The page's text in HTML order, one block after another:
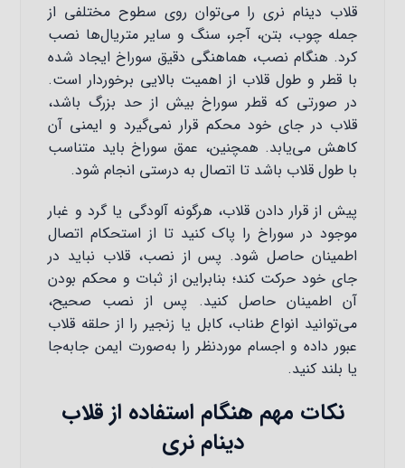
قلاب دینام نری را می‌توان روی سطوح مختلفی از
جمله چوب، بتن، آجر، سنگ و سایر متریال‌ها نصب
کرد. هنگام نصب، هماهنگی دقیق سوراخ ایجاد شده
با قطر و طول قلاب از اهمیت بالایی برخوردار است.
در صورتی که قطر سوراخ بیش از حد بزرگ باشد،
قلاب در جای خود محکم قرار نمی‌گیرد و ایمنی آن
کاهش می‌یابد. همچنین، عمق سوراخ باید متناسب
با طول قلاب باشد تا اتصال به درستی انجام شود.
پیش از قرار دادن قلاب، هرگونه آلودگی یا گرد و غبار
موجود در سوراخ را پاک کنید تا از استحکام اتصال
اطمینان حاصل شود. پس از نصب، قلاب نباید در
جای خود حرکت کند؛ بنابراین از ثبات و محکم بودن
آن اطمینان حاصل کنید. پس از نصب صحیح،
می‌توانید انواع طناب، کابل یا زنجیر را از حلقه قلاب
عبور داده و اجسام موردنظر را به‌صورت ایمن جابه‌جا
یا بلند کنید.
نکات مهم هنگام استفاده از قلاب
دینام نری